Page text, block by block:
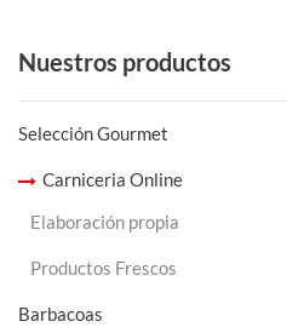
Nuestros productos
Selección Gourmet
Carniceria Online
Elaboración propia
Productos Frescos
Barbacoas